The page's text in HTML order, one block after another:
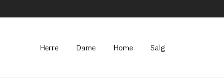
Hovedmeny
Herre Dame Home Salg